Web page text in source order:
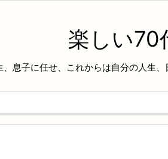
楽しい70
、息子に任せ、これからは自分の人生